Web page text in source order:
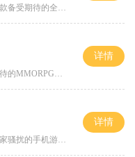
《超级变态攻速传奇世界》是一款备受期待的全新中文RPG游戏，玩家可以体验到超高的自由度和爽快的战斗体验。游戏以传奇世界为背景，融合了传统的玩法和创新的元素，给玩家带来
《传奇世界手游》是一款备受期待的MMORPG手游，因其传奇的故事情节、精致炫酷的画面和刺激激烈的战斗而备受玩家的喜爱。为了方便玩家能够更快地获取最新的游戏资讯、攻略和活动
详情
传奇世界手游平台是一款备受玩家骚扰的手机游戏，它继承了传奇网络游戏的经典玩法和特色元素。玩家可以扮演一个勇敢的战士，与其他玩家一起探索广阔的游戏世界，与强大的敌人
详情